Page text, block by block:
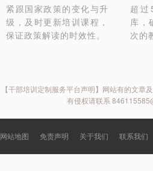
紧跟国家政策的变化与升
级，及时更新培训课程，
保证政策解读的时效性。
超过
库，
次的
【干部培训定制服务平台声明】网站有的文章
有侵权请联系
网站地图 免责声明 关于我们 联系我们